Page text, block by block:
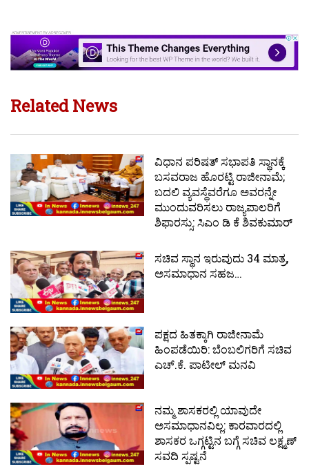
Related News
ವಿಧಾನ ಪರಿಷತ್ ಸಭಾಪತಿ ಸ್ಥಾನಕ್ಕೆ
ಬಸವರಾಜ ಹೊರಟ್ಟಿ ರಾಜೀನಾಮೆ;
ಬದಲಿ ವ್ಯವಸ್ಥೆವರೆಗೂ ಅವರನ್ನೇ
ಮುಂದುವರಿಸಲು ರಾಜ್ಯಪಾಲರಿಗೆ
ಶಿಫಾರಸ್ಸು: ಸಿಎಂ ಡಿ ಕೆ ಶಿವಕುಮಾರ್
ಸಚಿವ ಸ್ಥಾನ ಇರುವುದು 34 ಮಾತ್ರ,
ಅಸಮಾಧಾನ ಸಹಜ…
ಪಕ್ಷದ ಹಿತಕ್ಕಾಗಿ ರಾಜೀನಾಮೆ
ಹಿಂಪಡೆಯಿರಿ: ಬೆಂಬಲಿಗರಿಗೆ ಸಚಿವ
ಎಚ್.ಕೆ. ಪಾಟೀಲ್ ಮನವಿ
ನಮ್ಮ ಶಾಸಕರಲ್ಲಿ ಯಾವುದೇ
ಅಸಮಾಧಾನವಿಲ್ಲ: ಕಾರವಾರದಲ್ಲಿ
ಶಾಸಕರ ಒಗ್ಗಟ್ಟಿನ ಬಗ್ಗೆ ಸಚಿವ ಲಕ್ಷ್ಮಣ್
ಸವದಿ ಸ್ಪಷ್ಟನೆ